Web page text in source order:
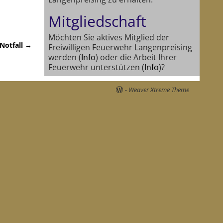
→
Mitgliedschaft
Möchten Sie aktives Mitglied der
Freiwilligen Feuerwehr Langenpreising
werden (Info) oder die Arbeit Ihrer
Feuerwehr unterstützen (Info)?
- Weaver Xtreme Theme